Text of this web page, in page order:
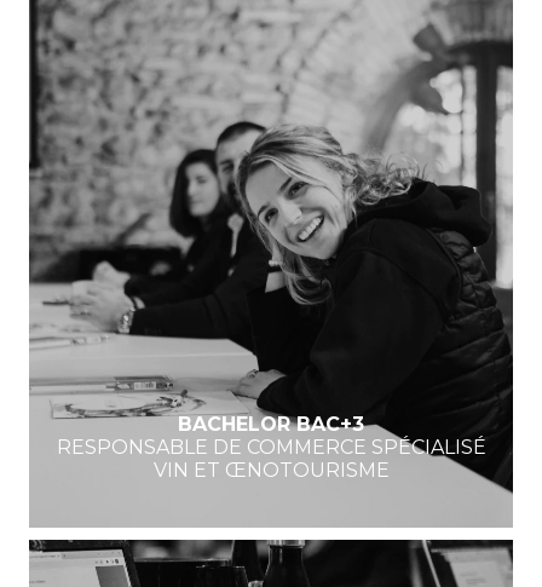
BACHELOR BAC+3
RESPONSABLE DE COMMERCE SPÉCIALISÉ
VIN ET ŒNOTOURISME